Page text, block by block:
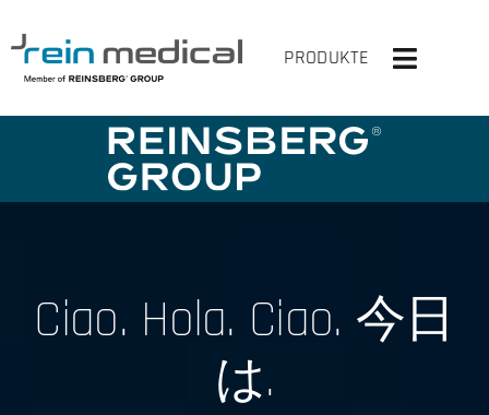
to
content
PRODUKTE
Toggle
HOME
SOLUZIONI
VIRTUALMENTE SU
L’AZIENDA
Ciao. Hola. Ciao. 今日
は.